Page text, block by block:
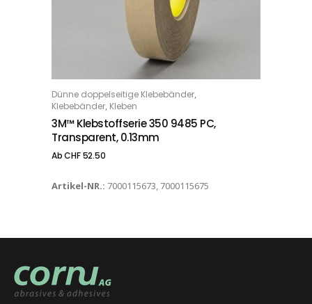
OPTIONS
Dieses Produkt weist mehrere Varianten auf. Die Optionen können auf der Produktseite gewählt werden
Dünne doppelseitige Klebebänder,
Klebebänder, Kleben
3M™ Klebstoffserie 350 9485 PC,
Transparent, 0.13mm
AbCHF52.50
Artikel-NR.: 7000115673, 7000115675